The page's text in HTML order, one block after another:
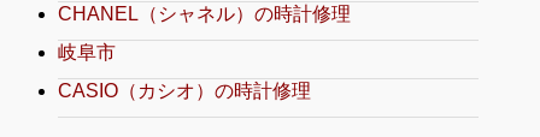
CHANEL（シャネル）の時計修理
岐阜市
CASIO（カシオ）の時計修理